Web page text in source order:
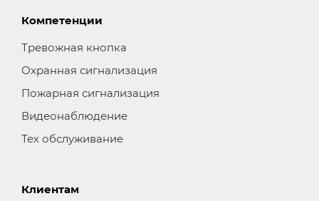
Компетенции
Тревожная кнопка
Охранная сигнализация
Пожарная сигнализация
Видеонаблюдение
Тех обслуживание
Клиентам